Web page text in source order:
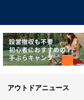
アウトドアニュース